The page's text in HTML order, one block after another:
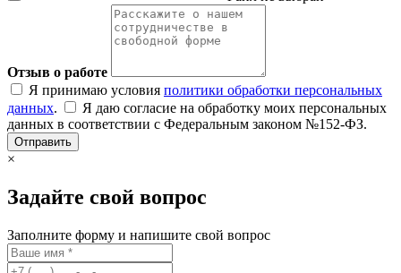
Отзыв о работе
Я принимаю условия политики обработки персональных
данных.
Я даю согласие на обработку моих персональных
данных в соответствии с Федеральным законом №152-ФЗ.
Отправить
×
Задайте свой вопрос
Заполните форму и напишите свой вопрос